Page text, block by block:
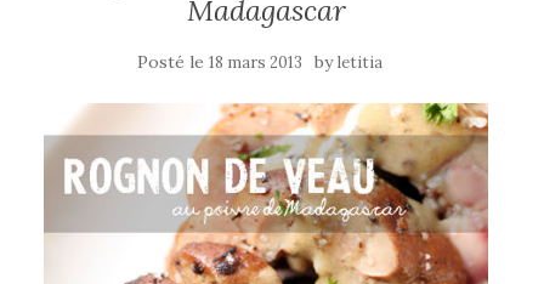
Madagascar
Posté le 18 mars 2013 byletitia